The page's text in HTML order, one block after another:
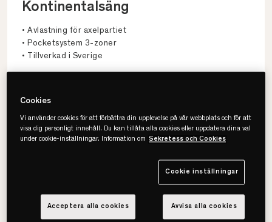
Kontinentalsäng
• Avlastning för axelpartiet
• Pocketsystem 3-zoner
• Tillverkad i Sverige
Välj storlek
120x200
Välj fasthet
Cookies
Vi använder cookies för att förbättra din upplevelse på vår webbplats och för att
visa dig personligt innehåll. Du kan tillåta alla cookies eller uppdatera dina val
under cookie-inställningar. Information om Sekretess och Cookies
Cookie inställningar
Avvisa alla cookies
Acceptera alla cookies